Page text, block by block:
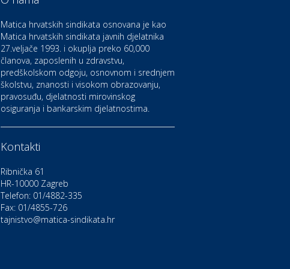
Kultura i edukacija
Kazalište Kerempuh
Kultura i edukacija
Kazalište ZKM
Auto-moto i tehnika
Zdravlje i osiguranje
UNIQA osiguranje
Matica hrvatskih sindikata osnovana je kao
Matica hrvatskih sindikata javnih djelatnika
27.veljače 1993. i okuplja preko 60,000
članova, zaposlenih u zdravstvu,
predškolskom odgoju, osnovnom i srednjem
školstvu, znanosti i visokom obrazovanju,
pravosuđu, djelatnosti mirovinskog
osiguranja i bankarskim djelatnostima.
Kontakti
Ribnička 61
HR-10000 Zagreb
Telefon: 01/4882-335
Fax: 01/4855-726
tajnistvo@matica-sindikata.hr